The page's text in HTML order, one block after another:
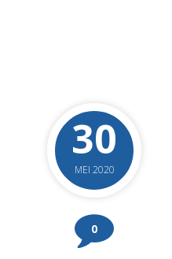
30
MEI 2020
0